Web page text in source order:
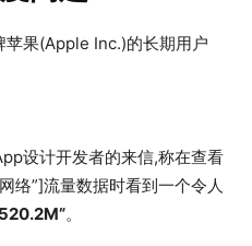
苹果(Apple Inc.)的长期用户
设计开发者的来信,称在查看
络”]流量数据时看到一个令人
。